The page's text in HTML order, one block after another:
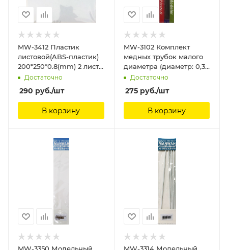
MW-3412 Пластик
листовой(ABS-пластик)
200*250*0.8(mm) 2 листа
ManWah
Достаточно
290 руб./шт
В корзину
MW-3102 Комплект
медных трубок малого
диаметра (диаметр: 0,3
мм) (5 шт.) ManWah
Достаточно
275руб./шт
В корзину